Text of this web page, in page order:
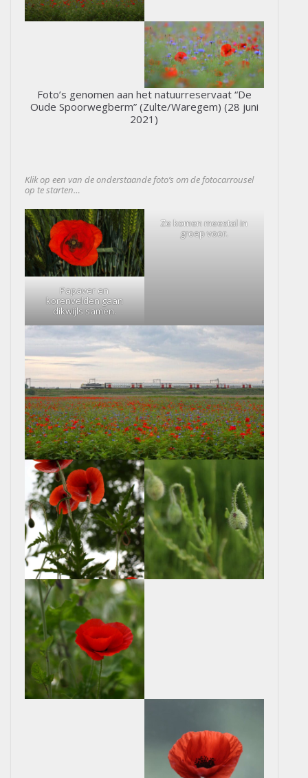
Foto’s genomen aan het natuurreservaat “De
Oude Spoorwegberm” (Zulte/Waregem) (28 juni
2021)
Klik op een van de onderstaande foto’s om de fotocarrousel
op te starten…
Papaver en
korenvelden gaan
dikwijls samen.
Ze komen meestal in
groep voor.